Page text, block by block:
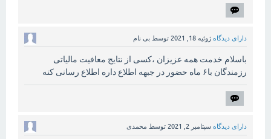
دارای دیدگاه ژوئیه 18, 2021 توسط بی نام
باسلام خدمت همه عزیزان ،کسی از نتایج معافیت مالیاتی
رزمندگان با۶ ماه حضور در جبهه اطلاع داره اطلاع رسانی کنه
دارای دیدگاه سپتامبر 2, 2021 توسط محمدی